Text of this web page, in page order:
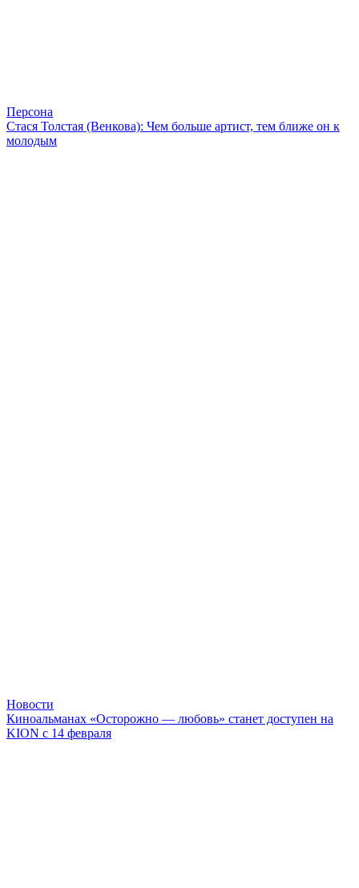
Персона
Стася Толстая (Венкова): Чем больше артист, тем ближе он к
молодым
Новости
Киноальманах «Осторожно — любовь» станет доступен на
KION с 14 февраля